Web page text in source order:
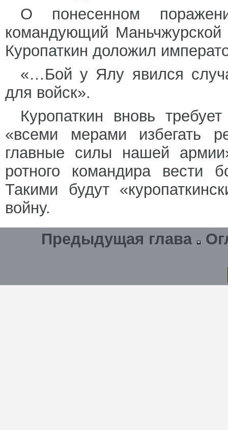
О понесенном
командующий
Куропаткин доложил
«…Бой у Ялу явился
для войск».
Куропаткин вновь
«всеми мерами избегать
главные силы нашей
ротного командира вести
Такими будут
войну.
Предыдущая глава